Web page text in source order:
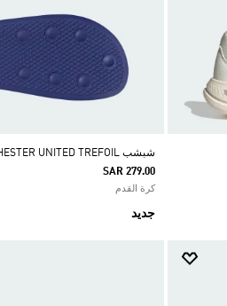
شبشب MANCHESTER UNITED TREFOIL
SAR 279.00
كرة القدم
جديد